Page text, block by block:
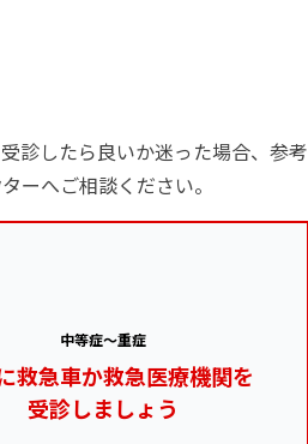
診したら良いか迷った場合、参考
ーへご相談ください。
中等症～重症
救急車か救急医療機関を
受診しましょう